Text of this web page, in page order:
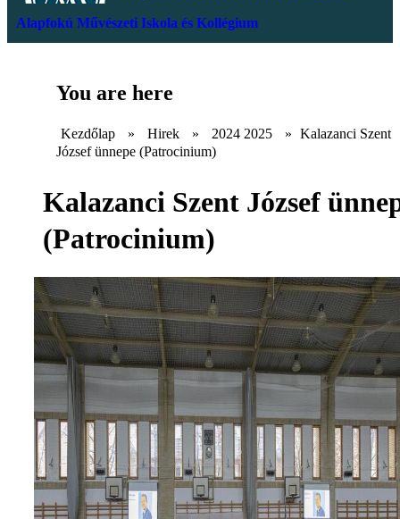
Alapfokú Művészeti Iskola és Kollégium
You are here
Kezdőlap » Hirek » 2024 2025 » Kalazanci Szent
József ünnepe (Patrocinium)
Kalazanci Szent József
(Patrocinium)